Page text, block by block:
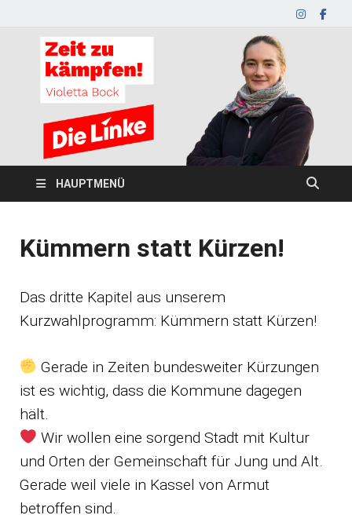
HAUPTMENÜ
Kümmern statt Kürzen!
Das dritte Kapitel aus unserem
Kurzwahlprogramm: Kümmern statt Kürzen!
Gerade in Zeiten bundesweiter Kürzungen
ist es wichtig, dass die Kommune dagegen
hält.
Wir wollen eine sorgend Stadt mit Kultur
und Orten der Gemeinschaft für Jung und Alt.
Gerade weil viele in Kassel von Armut
betroffen sind.